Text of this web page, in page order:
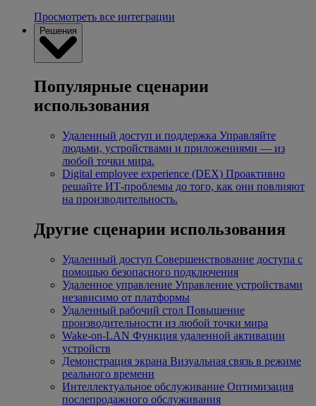
Просмотреть все интеграции
Решения
Популярные сценарии
использования
Удаленный доступ и поддержка Управляйте
людьми, устройствами и приложениями — из
любой точки мира.
Digital employee experience (DEX) Проактивно
решайте ИТ-проблемы до того, как они повлияют
на производительность.
Другие сценарии использования
Удаленный доступ Совершенствование доступа с
помощью безопасного подключения
Удаленное управление Управление устройствами
независимо от платформы
Удаленный рабочий стол Повышение
производительности из любой точки мира
Wake-on-LAN Функция удаленной активации
устройств
Демонстрация экрана Визуальная связь в режиме
реального времени
Интеллектуальное обслуживание Оптимизация
послепродажного обслуживания